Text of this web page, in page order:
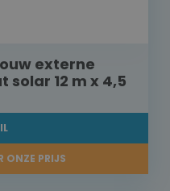
externe
12 m x 4,5
ONZE PRIJS